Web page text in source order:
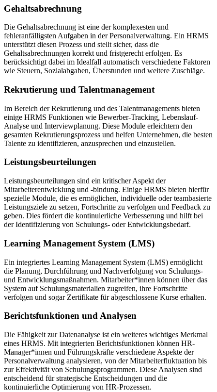
Gehaltsabrechnung
Die Gehaltsabrechnung ist eine der komplexesten und
fehleranfälligsten Aufgaben in der Personalverwaltung. Ein HRMS
unterstützt diesen Prozess und stellt sicher, dass die
Gehaltsabrechnungen korrekt und fristgerecht erfolgen. Es
berücksichtigt dabei im Idealfall automatisch verschiedene Faktoren
wie Steuern, Sozialabgaben, Überstunden und weitere Zuschläge.
Rekrutierung und Talentmanagement
Im Bereich der Rekrutierung und des Talentmanagements bieten
einige HRMS Funktionen wie Bewerber-Tracking, Lebenslauf-
Analyse und Interviewplanung. Diese Module erleichtern den
gesamten Rekrutierungsprozess und helfen Unternehmen, die besten
Talente zu identifizieren, anzusprechen und einzustellen.
Leistungsbeurteilungen
Leistungsbeurteilungen sind ein kritischer Aspekt der
Mitarbeiterentwicklung und -bindung. Einige HRMS bieten hierfür
spezielle Module, die es ermöglichen, individuelle oder teambasierte
Leistungsziele zu setzen, Fortschritte zu verfolgen und Feedback zu
geben. Dies fördert die kontinuierliche Verbesserung und hilft bei
der Identifizierung von Schulungs- oder Entwicklungsbedarf.
Learning Management System (LMS)
Ein integriertes Learning Management System (LMS) ermöglicht
die Planung, Durchführung und Nachverfolgung von Schulungs-
und Entwicklungsmaßnahmen. Mitarbeiter*innen können über das
System auf Schulungsmaterialien zugreifen, ihre Fortschritte
verfolgen und sogar Zertifikate für abgeschlossene Kurse erhalten.
Berichtsfunktionen und Analysen
Die Fähigkeit zur Datenanalyse ist ein weiteres wichtiges Merkmal
eines HRMS. Mit integrierten Berichtsfunktionen können HR-
Manager*innen und Führungskräfte verschiedene Aspekte der
Personalverwaltung analysieren, von der Mitarbeiterfluktuation bis
zur Effektivität von Schulungsprogrammen. Diese Analysen sind
entscheidend für strategische Entscheidungen und die
kontinuierliche Optimierung von HR-Prozessen.